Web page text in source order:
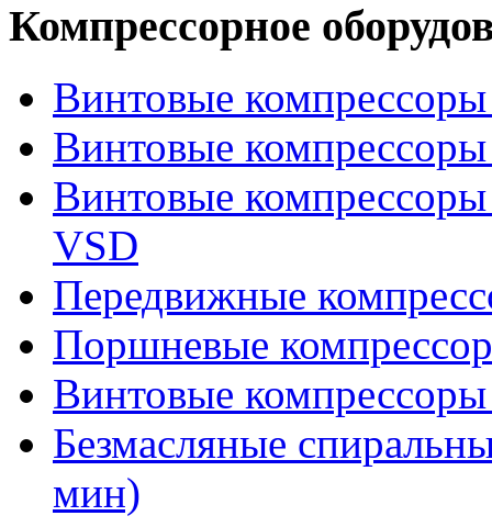
Компрессорное
Винтовые
Винтовые
Винтовые
VSD
Передвижные
Поршневые
Винтовые
Безмасляные
мин)